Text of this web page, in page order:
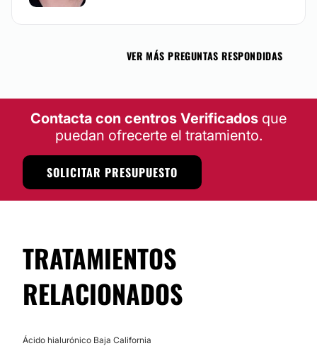
VER MÁS PREGUNTAS RESPONDIDAS
Contacta con centros Verificados que
puedan ofrecerte el tratamiento.
SOLICITAR PRESUPUESTO
TRATAMIENTOS
RELACIONADOS
Ácido hialurónico Baja California